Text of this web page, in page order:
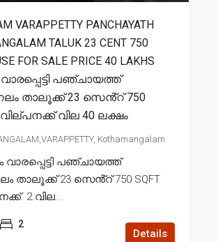
VARAPPETTY PANCHAYATH
TALUK 23 CENT 750
FOR SALE PRICE 40 LAKHS
പഞ്ചായത്ത്
താലൂക്ക് 23 സെൻ്റ് 750
വില്പനക്ക് വില 40 ലക്ഷം
Kothamangalam
വാരപ്പെട്ടി പഞ്ചായത്ത്
താലൂക്ക് 23 സെൻ്റ് 750 SQFT
2.വില...
2
Details